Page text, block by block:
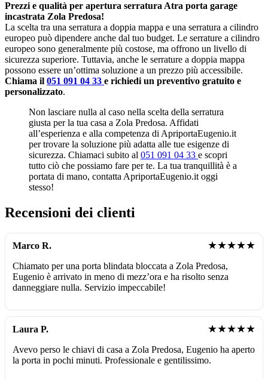
Prezzi e qualità per apertura serratura Atra porta garage
incastrata Zola Predosa!
La scelta tra una serratura a doppia mappa e una serratura a cilindro
europeo può dipendere anche dal tuo budget. Le serrature a cilindro
europeo sono generalmente più costose, ma offrono un livello di
sicurezza superiore. Tuttavia, anche le serrature a doppia mappa
possono essere un’ottima soluzione a un prezzo più accessibile.
Chiama il 051 091 04 33 e richiedi un preventivo gratuito e
personalizzato.
Non lasciare nulla al caso nella scelta della serratura
giusta per la tua casa a Zola Predosa. Affidati
all’esperienza e alla competenza di ApriportaEugenio.it
per trovare la soluzione più adatta alle tue esigenze di
sicurezza. Chiamaci subito al 051 091 04 33 e scopri
tutto ciò che possiamo fare per te. La tua tranquillità è a
portata di mano, contatta ApriportaEugenio.it oggi
stesso!
Recensioni dei clienti
Marco R. ★★★★★
Chiamato per una porta blindata bloccata a Zola Predosa,
Eugenio è arrivato in meno di mezz’ora e ha risolto senza
danneggiare nulla. Servizio impeccabile!
Laura P. ★★★★★
Avevo perso le chiavi di casa a Zola Predosa, Eugenio ha aperto
la porta in pochi minuti. Professionale e gentilissimo.